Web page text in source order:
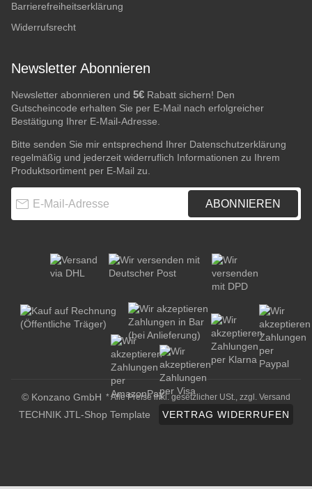
Barrierefreiheitserklärung
Widerrufsrecht
Newsletter Abonnieren
Newsletter abonnieren und 5€ Rabatt sichern! Den
Gutscheincode erhalten Sie per E-Mail nach erfolgreicher
Bestätigung Ihrer E-Mail-Adresse.
Bitte senden Sie mir entsprechend Ihrer Datenschutzerklärung
regelmäßig und jederzeit widerruflich Informationen zu Ihrem
Produktsortiment per E-Mail zu.
ABONNIEREN
© Konzano GmbH * Alle Preise inkl. gesetzlicher USt., zzgl. Versand
TECHNIK JTL-Shop Template VERTRAG WIDERRUFEN